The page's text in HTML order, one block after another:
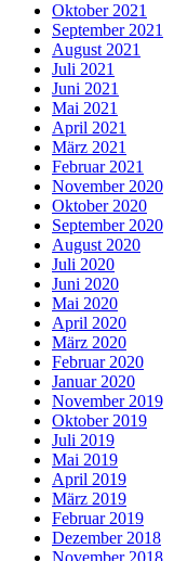
Oktober 2021
September 2021
August 2021
Juli 2021
Juni 2021
Mai 2021
April 2021
März 2021
Februar 2021
November 2020
Oktober 2020
September 2020
August 2020
Juli 2020
Juni 2020
Mai 2020
April 2020
März 2020
Februar 2020
Januar 2020
November 2019
Oktober 2019
Juli 2019
Mai 2019
April 2019
März 2019
Februar 2019
Dezember 2018
November 2018